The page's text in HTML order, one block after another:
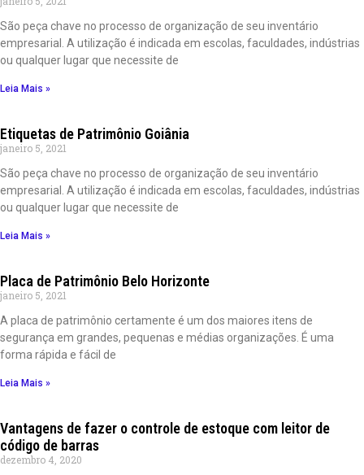
São peça chave no processo de organização de seu inventário
empresarial. A utilização é indicada em escolas, faculdades, indústrias
ou qualquer lugar que necessite de
Leia Mais »
Etiquetas de Patrimônio Goiânia
janeiro 5, 2021
São peça chave no processo de organização de seu inventário
empresarial. A utilização é indicada em escolas, faculdades, indústrias
ou qualquer lugar que necessite de
Leia Mais »
Placa de Patrimônio Belo Horizonte
janeiro 5, 2021
A placa de patrimônio certamente é um dos maiores itens de
segurança em grandes, pequenas e médias organizações. É uma
forma rápida e fácil de
Leia Mais »
Vantagens de fazer o controle de estoque com leitor de
código de barras
dezembro 4, 2020